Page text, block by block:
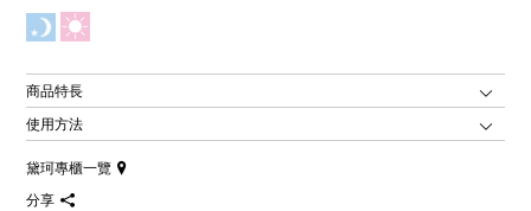
商品特長
使用方法
黛珂專櫃一覽
分享